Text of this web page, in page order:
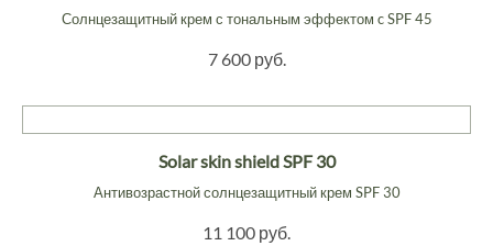
Солнцезащитный крем с тональным эффектом c SPF 45
7 600 руб.
Solar skin shield SPF 30
Антивозрастной солнцезащитный крем SPF 30
11 100 руб.